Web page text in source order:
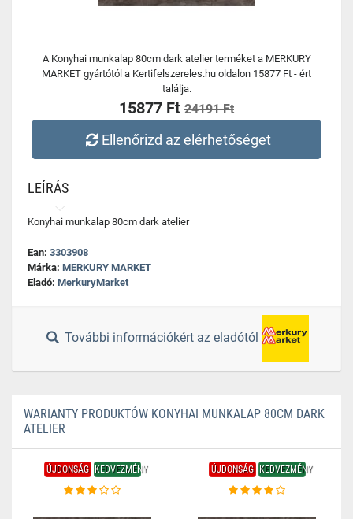
A Konyhai munkalap 80cm dark atelier terméket a MERKURY
MARKET gyártótól a Kertifelszereles.hu oldalon 15877 Ft - ért
találja.
15877 Ft 24191 Ft
Ellenőrizd az elérhetőséget
LEÍRÁS
Konyhai munkalap 80cm dark atelier
Ean: 3303908
Márka: MERKURY MARKET
Eladó: MerkuryMarket
További információkért az eladótól
WARIANTY PRODUKTÓW KONYHAI MUNKALAP 80CM DARK
ATELIER
ÚJDONSÁG KEDVEZMÉNY ÚJDONSÁG KEDVEZMÉNY